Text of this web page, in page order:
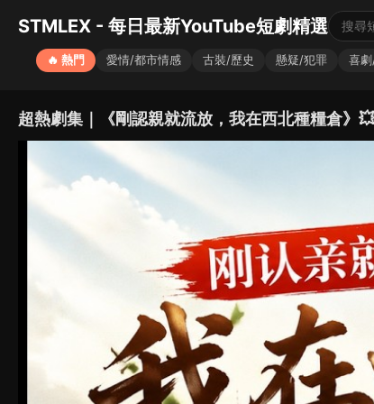
STMLEX - 每日最新YouTube短劇精選
🔥 熱門 愛情/都市情感 古裝/歷史 懸疑/犯罪 喜
超熱劇集｜《剛認親就流放，我在西北種糧倉